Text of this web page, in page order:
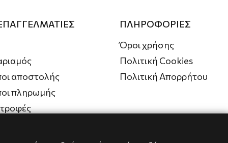
αποστολής
πληρωμής
ΠΛΗΡΟΦΟΡΙΕΣ
Όροι χρήσης
Πολιτική Cookies
Πολιτική Απορρήτου